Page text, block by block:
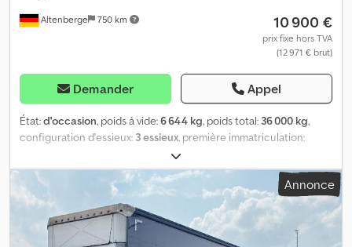
Altenberge 750 km 10 900 €
prix fixe hors TVA
(12 971 € brut)
Demander Appel
État:d'occasion, poids à vide:6 644 kg, poids total: 36 000 kg,
configuration d'essieux: 3 essieux , première immatriculation:
, prochaine inspection (TÜV):
l'espace de chargement:13 620 mm, largeur de l’espace de
chargement:
2 480 mm , hauteur de l'espace de chargement:
2 950 mm
, volume de l'espace de chargement:99 m³
, suspension:
, dimension des pneus:435/50 R19,5, couleur: argenté
de construction:
2018 , Équipement:ABS, Poids à vide : 6 644 kg,
Annonce